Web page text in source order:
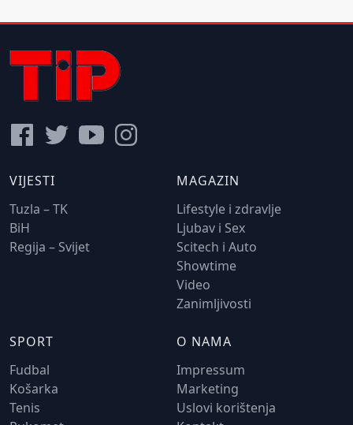
VIJESTI
Tuzla – TK
BiH
Regija – Svijet
MAGAZIN
Lifestyle i zdravlje
Ljubav i Sex
Scitech i Auto
Showtime
Video
Zanimljivosti
SPORT
Fudbal
Košarka
Tenis
O NAMA
Impressum
Marketing
Uslovi korištenja